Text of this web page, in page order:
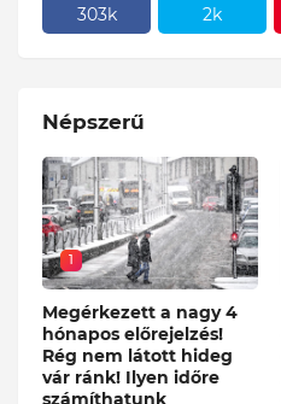
303k 2k
Népszerű
1
Megérkezett a nagy 4
hónapos előrejelzés!
Rég nem látott hideg
vár ránk! Ilyen időre
számíthatunk